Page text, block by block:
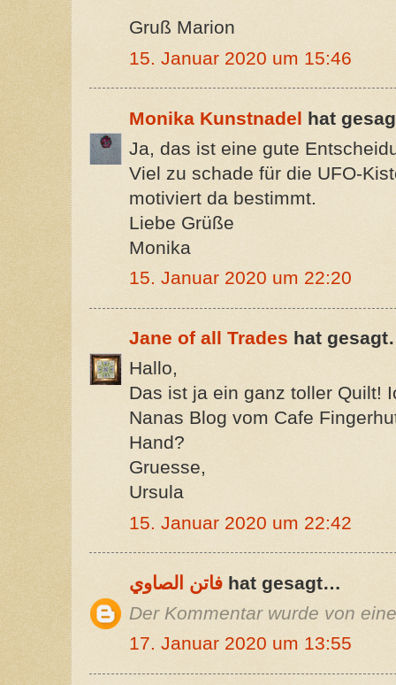
Gruß Marion
15. Januar 2020 um 15:46
Monika Kunstnadel hat
Ja, das ist eine gute
Viel zu schade für die UFO-
motiviert da bestimmt.
Liebe Grüße
Monika
15. Januar 2020 um 22:20
Jane of all Trades hat
Hallo,
Das ist ja ein ganz toller Quilt!
Nanas Blog vom Cafe
Hand?
Gruesse,
Ursula
15. Januar 2020 um 22:42
فاتن الصاوي hat gesagt…
Der Kommentar wurde von
17. Januar 2020 um 13:55